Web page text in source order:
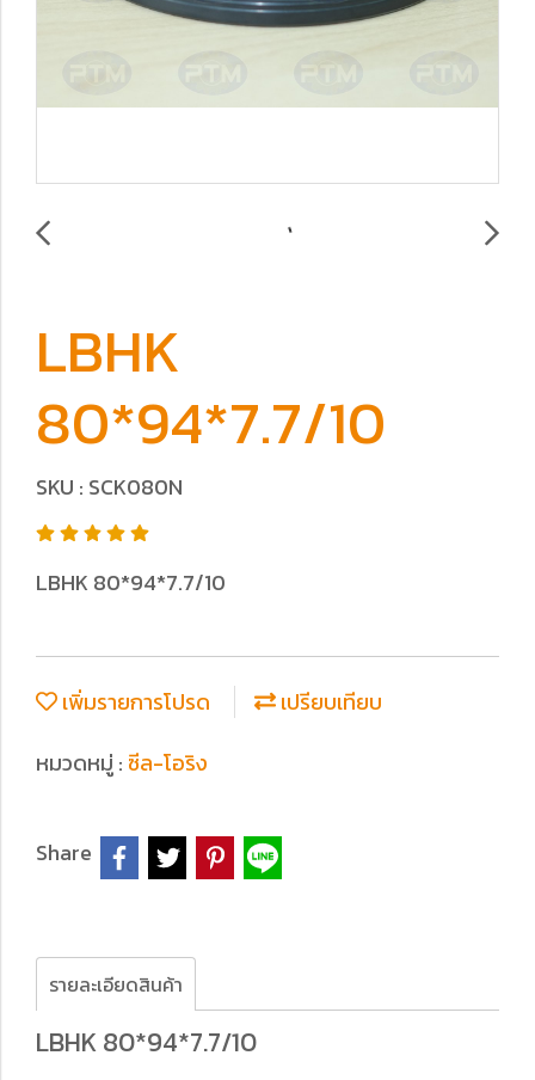
LBHK
80*94*7.7/10
SKU : SCK080N
LBHK 80*94*7.7/10
เพิ่มรายการโปรด
เปรียบเทียบ
หมวดหมู่ : ซีล-โอริง
Share
รายละเอียดสินค้า
LBHK 80*94*7.7/10